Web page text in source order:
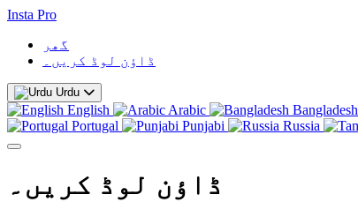
Insta Pro
گھر
ڈاؤن لوڈ کریں۔
Urdu
English Arabic Bangladesh
Portugal
Punjabi Russia
ڈاؤن لوڈ کریں۔